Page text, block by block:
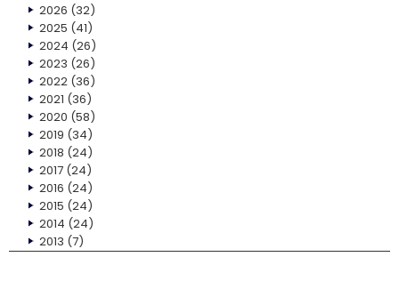
2026 (32)
2025 (41)
2024 (26)
2023 (26)
2022(36)
2021 (36)
2020 (58)
2019 (34)
2018 (24)
2017(24)
2016 (24)
2015 (24)
2014 (24)
2013 (7)